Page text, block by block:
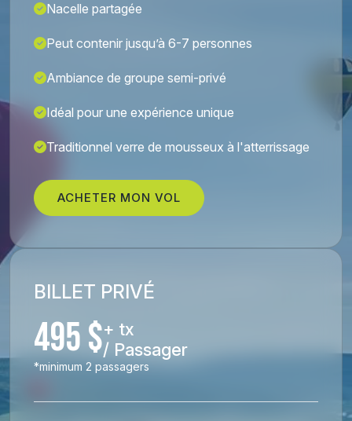
Nacelle partagée
Peut contenir jusqu’à 6-7 personnes
Ambiance de groupe semi-privé
Idéal pour une expérience unique
Traditionnel verre de mousseux à l'atterrissage
ACHETER MON VOL
BILLET PRIVÉ
495 $+ tx
/ Passager
*minimum 2 passagers